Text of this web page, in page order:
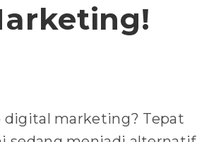
digital marketing? Tepat